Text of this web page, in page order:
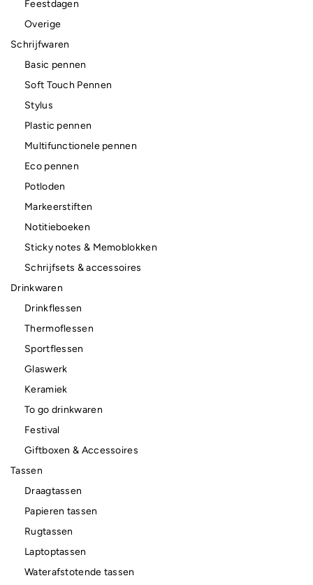
Feestdagen
Overige
Schrijfwaren
Basic pennen
Soft Touch Pennen
Stylus
Plastic pennen
Multifunctionele pennen
Eco pennen
Potloden
Markeerstiften
Notitieboeken
Sticky notes & Memoblokken
Schrijfsets & accessoires
Drinkwaren
Drinkflessen
Thermoflessen
Sportflessen
Glaswerk
Keramiek
To go drinkwaren
Festival
Giftboxen & Accessoires
Tassen
Draagtassen
Papieren tassen
Rugtassen
Laptoptassen
Waterafstotende tassen